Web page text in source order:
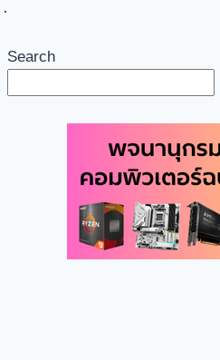
Search